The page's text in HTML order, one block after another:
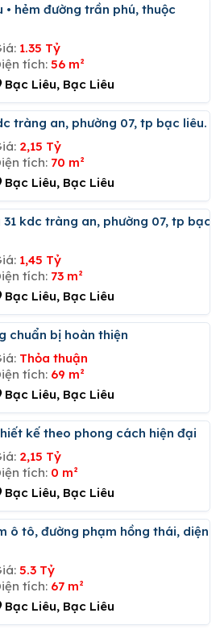
1.35 Tỷ
tích: 56 m²
Bạc Liêu, Bạc Liêu
tràng an, phường 07, tp bạc liêu.
2,15 Tỷ
tích: 70 m²
Bạc Liêu, Bạc Liêu
1,45 Tỷ
tích: 73 m²
Bạc Liêu, Bạc Liêu
chuẩn bị hoàn thiện
Thỏa thuận
tích: 69 m²
Bạc Liêu, Bạc Liêu
kế theo phong cách hiện đại
2,15 Tỷ
tích: 0 m²
Bạc Liêu, Bạc Liêu
5.3 Tỷ
tích: 67 m²
Bạc Liêu, Bạc Liêu